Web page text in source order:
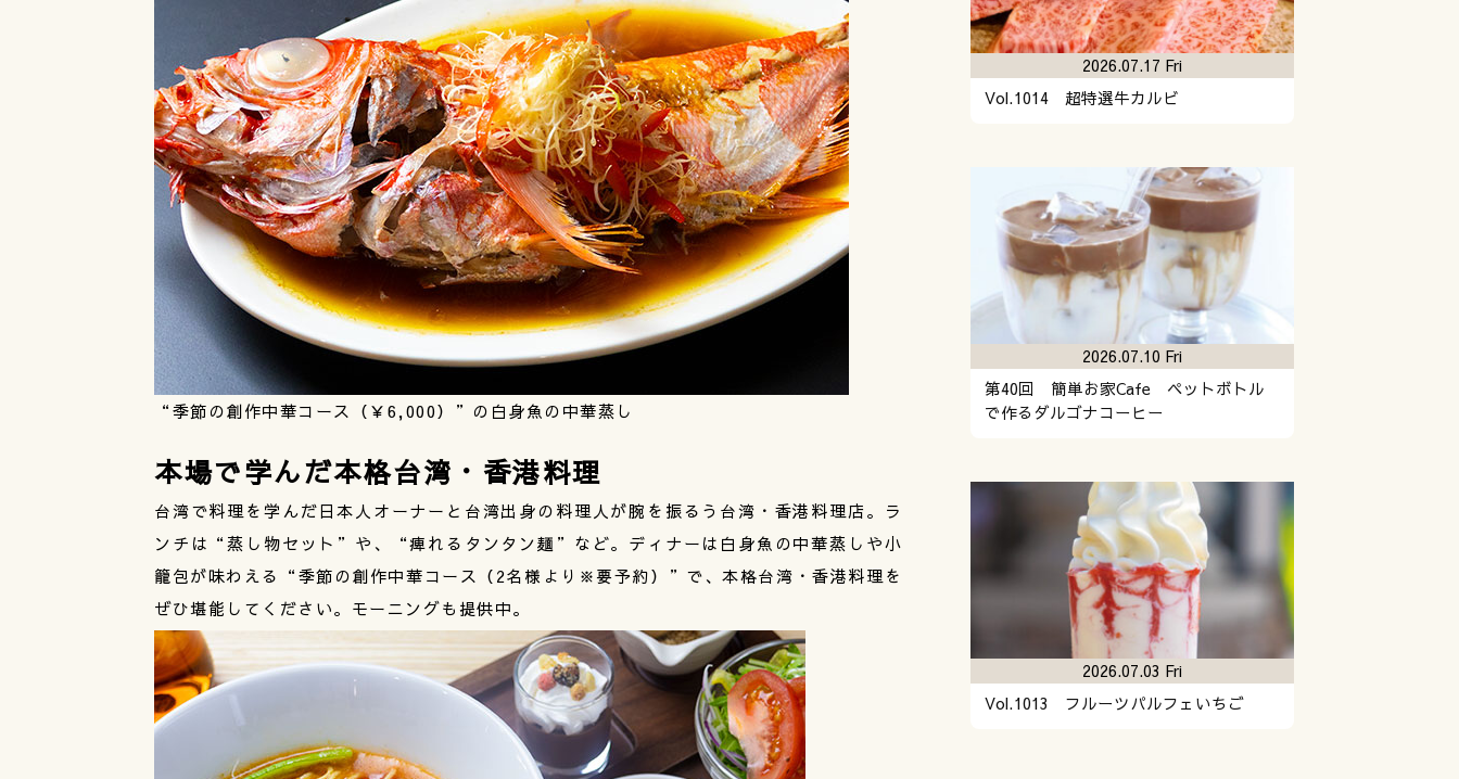
“季節の創作中華コース（￥6,000）”の白身魚の中華蒸し
本場で学んだ本格台湾・香港料理
台湾で料理を学んだ日本人オーナーと台湾出身の料理人が腕を振るう台湾・香港料理店。ラ
ンチは“蒸し物セット”や、“痺れるタンタン麺”など。ディナーは白身魚の中華蒸しや小
籠包が味わえる“季節の創作中華コース（2名様より※要予約）”で、本格台湾・香港料理を
ぜひ堪能してください。モーニングも提供中。
Vol.1014 超特選牛カルビ
2026.07.17 Fri
第40回 簡単お家Cafe ペットボトル
で作るダルゴナコーヒー
2026.07.10 Fri
Vol.1013 フルーツパルフェいちご
2026.07.03 Fri